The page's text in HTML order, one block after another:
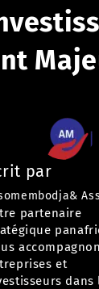
par
partenaire
et
dans